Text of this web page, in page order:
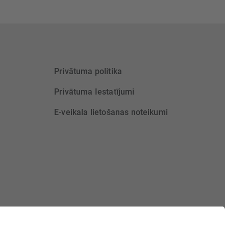
Privātuma politika
Privātuma Iestatījumi
E-veikala lietošanas noteikumi